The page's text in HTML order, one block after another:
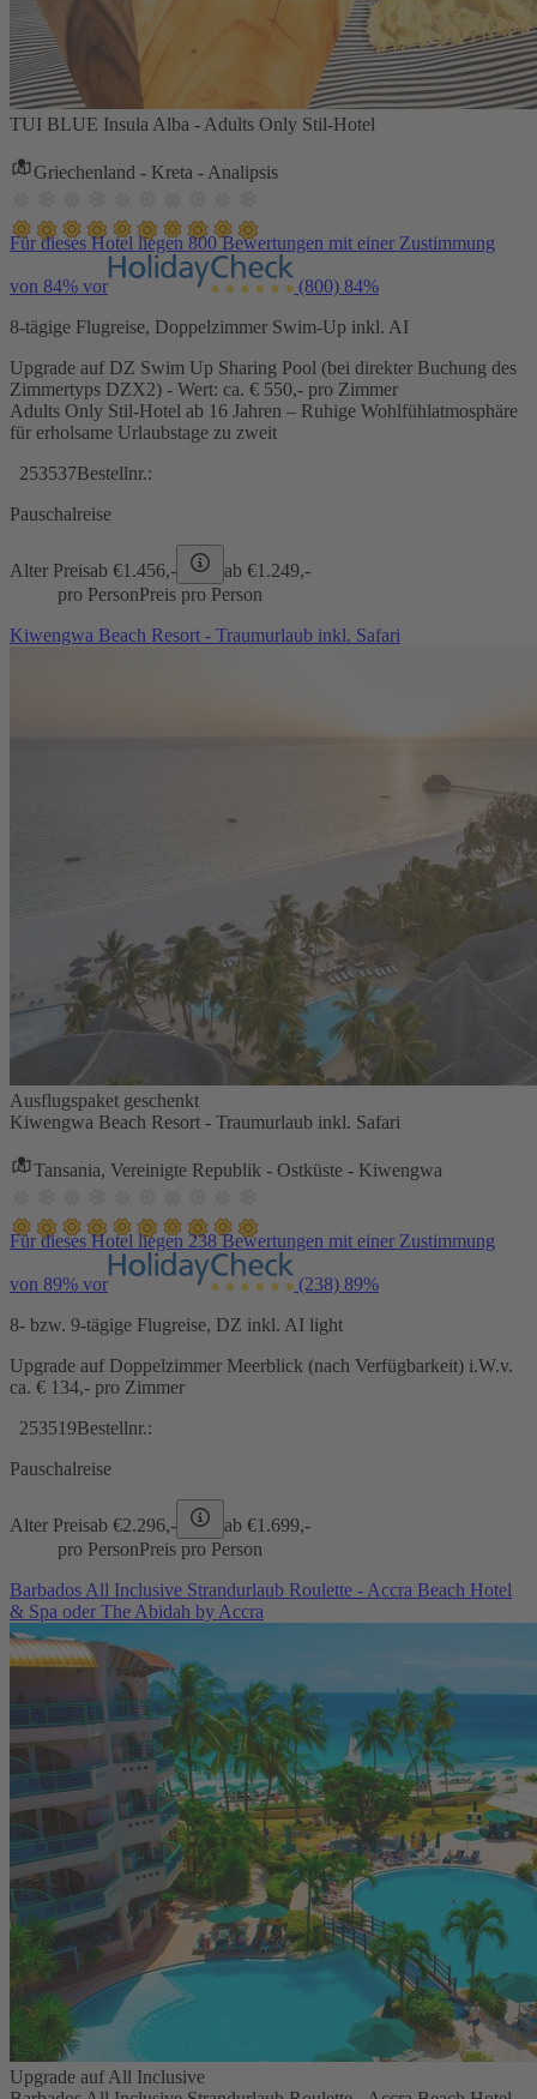
TUI BLUE Insula Alba - Adults Only Stil-Hotel
Griechenland - Kreta - Analipsis
Für dieses Hotel liegen 800 Bewertungen mit einer Zustimmung
von 84% vor (800) 84%
8-tägige Flugreise, Doppelzimmer Swim-Up inkl. AI
Upgrade auf DZ Swim Up Sharing Pool (bei direkter Buchung des
Zimmertyps DZX2) - Wert: ca. € 550,- pro Zimmer
Adults Only Stil-Hotel ab 16 Jahren – Ruhige Wohlfühlatmosphäre
für erholsame Urlaubstage zu zweit
253537Bestellnr.:
Pauschalreise
Alter Preisab €1.456,- ab €1.249,-
pro PersonPreis pro Person
Kiwengwa Beach Resort - Traumurlaub inkl. Safari
Ausflugspaket geschenkt
Kiwengwa Beach Resort - Traumurlaub inkl. Safari
Tansania, Vereinigte Republik - Ostküste - Kiwengwa
Für dieses Hotel liegen 238 Bewertungen mit einer Zustimmung
von 89% vor (238) 89%
8- bzw. 9-tägige Flugreise, DZ inkl. AI light
Upgrade auf Doppelzimmer Meerblick (nach Verfügbarkeit) i.W.v.
ca. € 134,- pro Zimmer
253519Bestellnr.:
Pauschalreise
Alter Preisab €2.296,- ab €1.699,-
pro PersonPreis pro Person
Barbados All Inclusive Strandurlaub Roulette - Accra Beach Hotel
& Spa oder The Abidah by Accra
Upgrade auf All Inclusive